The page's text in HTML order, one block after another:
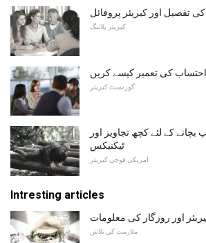
اور کیریئر پروفائل
کیریئر پلاننگ
کی تعمیر کیسے کریں
گورنمنٹ کیریئر
کے لئے کچھ تجاویز اور
ٹیکنیکس
امریکی فوجی کیریئر
Intresting articles
اور روزگار کی معلومات
ملازمت کی تلاش